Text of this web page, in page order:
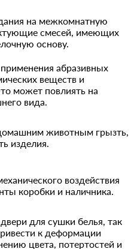
на межкомнатную
смесей, имеющих
основу.
абразивных
веществ и
может повлиять на
вида.
животным грызть,
изделия.
воздействия
коробки и наличника.
для сушки белья, так
к деформации
цвета, потертостей и